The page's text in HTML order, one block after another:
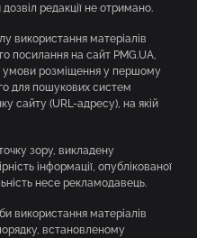
редакції не отримано.
використання матеріалів
посилання на сайт PMG.UA,
умови розміщення у першому
для пошукових систем
сайту (URL-адресу), на якій
зору, викладену
інформації, опублікованої
несе рекламодавець.
використання матеріалів
встановленому